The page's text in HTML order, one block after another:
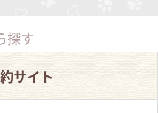
探す
サイト